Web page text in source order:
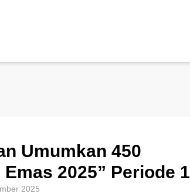
Umumkan 450
2025” Periode 1
2025